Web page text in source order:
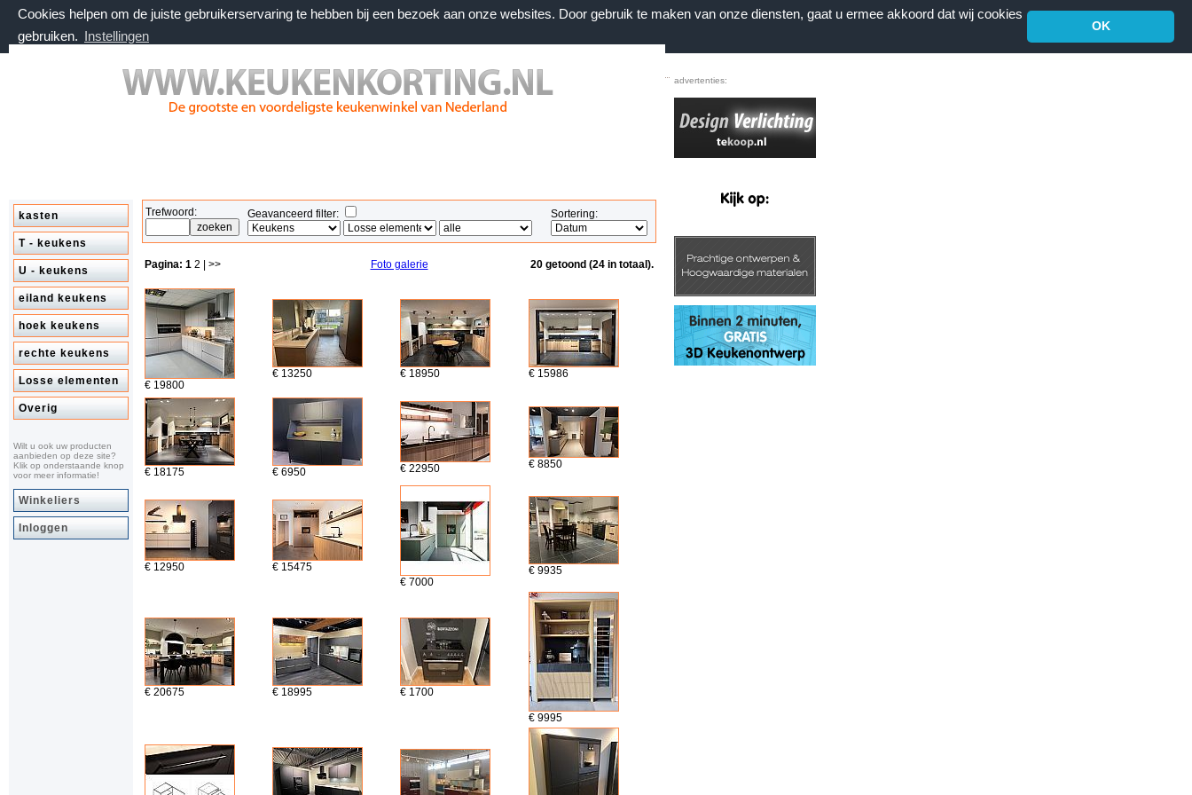
Cookies helpen om de juiste gebruikerservaring te hebben bij een bezoek aan onze websites. Door gebruik te maken van onze diensten, gaat u ermee akkoord dat wij cookies
gebruiken. Instellingen
OK
donderdag 6 augustus 2026, 16:06 uur
Welkom bij keukenkorting.nl
Home | Voorwaarden |
advertenties:
kasten
T - keukens
U - keukens
eiland keukens
hoek keukens
rechte keukens
Losse elementen
Overig
Wilt u ook uw producten
aanbieden op deze site?
Klik op onderstaande knop
voor meer informatie!
Winkeliers
Inloggen
Trefwoord: Geavanceerd filter: Sortering:
Pagina: 1 2 | >> Foto galerie 20 getoond (24 in totaal).
€ 19800
€ 13250 € 18950 € 15986
€ 18175 € 6950 € 22950 € 8850
€ 12950
€ 15475
€ 7000
€ 9935
€ 20675 € 18995 € 1700
€ 9995